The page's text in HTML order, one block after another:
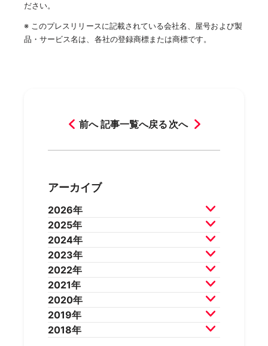
ださい。
※ このプレスリリースに記載されている会社名、屋号および製
品・サービス名は、各社の登録商標または商標です。
前へ 記事一覧へ戻る 次へ
アーカイブ
2026年
2026年7月 2026年6月
2026年5月 2026年4月
2026年3月 2026年2月
2025年
2025年12月2025年11月
2025年10月2025年9月
2025年8月 2025年7月
2025年6月
2025年4月
2025年2月
2024年
2024年12月2024年11月
2024年10月2024年9月
2024年8月 2024年7月
2024年6月
2024年4月
2024年2月
2023年
2023年12月2023年11月
2023年10月2023年9月
2023年8月 2023年7月
2023年6月
2023年4月
2022年
2022年12月2022年11月
2022年10月2022年9月
2022年8月 2022年7月
2022年6月
2021年
2021年12月2021年11月
2021年10月2021年9月
2021年8月 2021年7月
2020年
2020年12月2020年11月
2020年10月2020年9月
2019年
2019年12月2019年11月
2018年